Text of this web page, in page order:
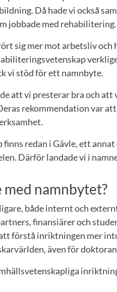
Då hade vi också
jobbade med rehabilitering.
sig mer mot arbetsliv och
vi stöd för ett namnbyte.
att vi presterar bra och
rekommendation var
redan i Gävle, ett
Därför landade vi i
namnbytet?
både internt och
finansiärer och
förstå inriktningen mer
även för